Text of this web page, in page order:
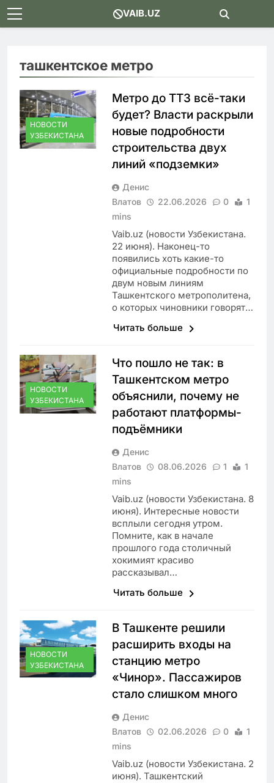
Skip
to
VAIB.UZ
ташкентское метро
НОВОСТИ
УЗБЕКИСТАНА
Метро до ТТЗ всё-таки
будет? Власти раскрыли
новые подробности
строительства двух
линий «подземки»
Денис
Влатов
22.06.2026 0
1
mins
Vaib.uz (новости Узбекистана.
22 июня). Наконец-то
появились хоть какие-то
официальные подробности по
двум новым линиям
Ташкентского метрополитена,
о которых чиновники говорят…
Читать больше
НОВОСТИ
УЗБЕКИСТАНА
Что пошло не так: в
Ташкентском метро
объяснили, почему не
работают платформы-
подъёмники
Денис
Влатов
08.06.2026 1
1
mins
Vaib.uz (новости Узбекистана. 8
июня). Интересные новости
всплыли сегодня утром.
Помните, как в начале
прошлого года столичный
хокимият красиво
рассказывал…
Читать больше
НОВОСТИ
УЗБЕКИСТАНА
В Ташкенте решили
расширить входы на
станцию метро
«Чинор». Пассажиров
стало слишком много
Денис
Влатов
02.06.2026 0
1
mins
Vaib.uz (новости Узбекистана. 2
июня). Ташкентский